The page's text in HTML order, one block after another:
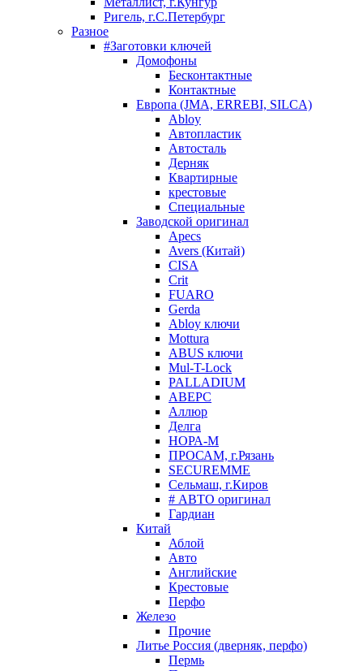
Ригель, г.С.Петербург
Разное
#Заготовки ключей
Домофоны
Бесконтактные
Контактные
Европа (JMA, ERREBI, SILCA)
Abloy
Автопластик
Автосталь
Дерняк
Квартирные
крестовые
Специальные
Заводской оригинал
Apecs
Avers (Китай)
CISA
Crit
FUARO
Gerda
Abloy ключи
Mottura
ABUS ключи
Mul-T-Lock
PALLADIUM
АВЕРС
Аллюр
Делга
НОРА-М
ПРОСАМ, г.Рязань
SECUREMME
Сельмаш, г.Киров
# АВТО оригинал
Гардиан
Китай
Аблой
Авто
Английские
Крестовые
Перфо
Железо
Прочие
Литье Россия (дверняк, перфо)
Пермь